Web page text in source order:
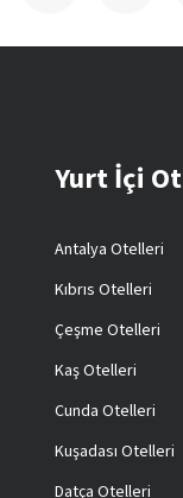
Yurt İçi
Antalya Otelleri
Kıbrıs Otelleri
Çeşme Otelleri
Kaş Otelleri
Cunda Otelleri
Kuşadası Otelleri
Datça Otelleri